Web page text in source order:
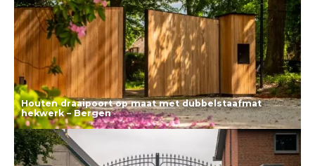
Lees meer
Houten draaipoort op maat met dubbelstaafmat
hekwerk – Bergen
Lees meer